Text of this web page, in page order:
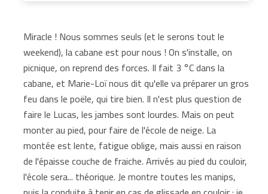
Miracle ! Nous sommes seuls (et le serons tout le
weekend), la cabane est pour nous ! On s'installe, on
picnique, on reprend des forces. Il fait 3 °C dans la
cabane, et Marie-Loï nous dit qu'elle va préparer un gros
feu dans le poële, qui tire bien. Il n'est plus question de
faire le Lucas, les jambes sont lourdes. Mais on peut
monter au pied, pour faire de l'école de neige. La
montée est lente, fatigue oblige, mais aussi en raison
de l'épaisse couche de fraiche. Arrivés au pied du couloir,
l'école sera... théorique. Je montre toutes les manips,